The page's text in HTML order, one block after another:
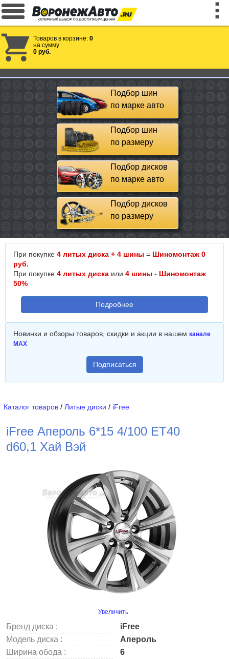
Товаров в корзине: 0
на сумму
0 руб.
Подбор шин
по марке авто
Подбор шин
по размеру
Подбор дисков
по марке авто
Подбор дисков
по размеру
При покупке 4 литых диска + 4 шины = Шиномонтаж 0
руб.
При покупке 4 литых диска или 4 шины - Шиномонтаж
50%
Подробнее
Новинки и обзоры товаров, скидки и акции в нашем канале
MAX
Подписаться
Каталог товаров / Литые диски / iFree
iFree Апероль 6*15 4/100 ET40
d60,1 Хай Вэй
Увеличить
Бренд диска :
iFree
Модель диска :
Апероль
Ширина обода :
6